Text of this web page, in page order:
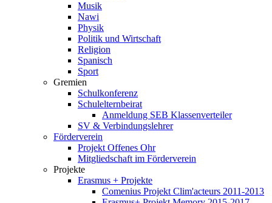
Musik
Nawi
Physik
Politik und Wirtschaft
Religion
Spanisch
Sport
Gremien
Schulkonferenz
Schulelternbeirat
Anmeldung SEB Klassenverteiler
SV & Verbindungslehrer
Förderverein
Projekt Offenes Ohr
Mitgliedschaft im Förderverein
Projekte
Erasmus + Projekte
Comenius Projekt Clim'acteurs 2011-2013